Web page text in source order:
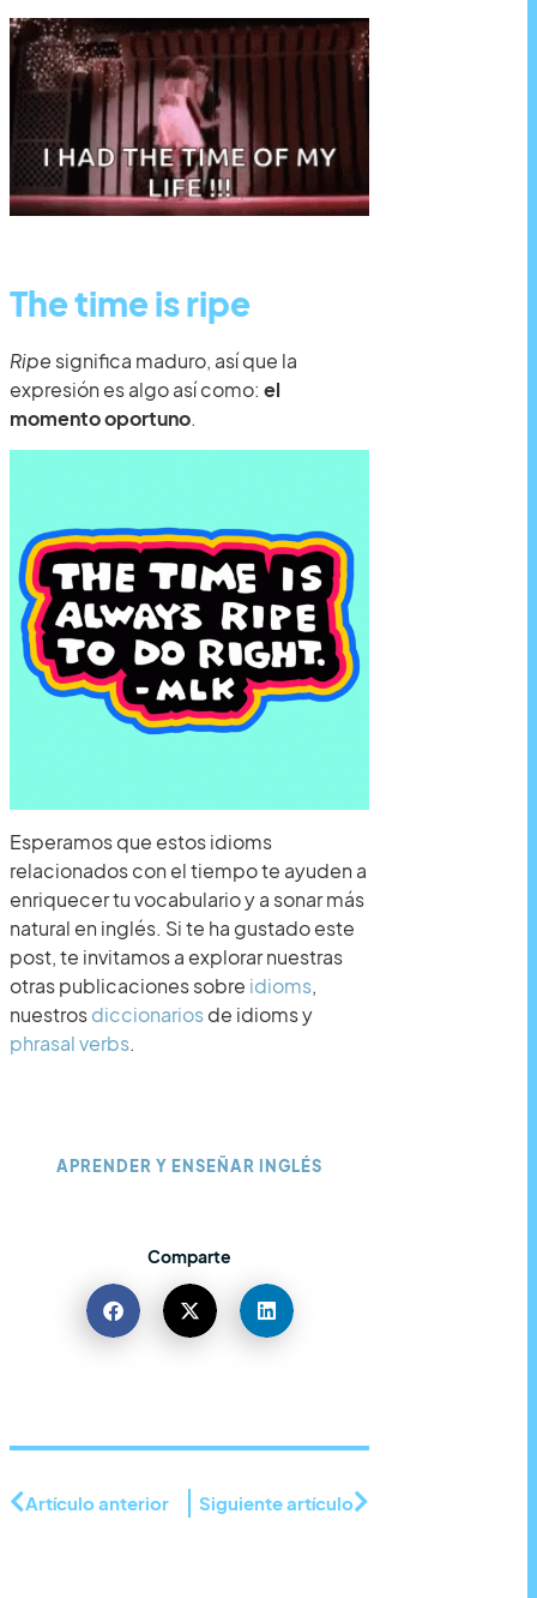
The time is ripe
Ripe significa maduro, así que la
expresión es algo así como: el
momento oportuno.
Esperamos que estos idioms
relacionados con el tiempo te ayuden a
enriquecer tu vocabulario y a sonar más
natural en inglés. Si te ha gustado este
post, te invitamos a explorar nuestras
otras publicaciones sobre idioms,
nuestrosdiccionariosde idioms y
phrasal verbs.
APRENDER Y ENSEÑAR INGLÉS
Comparte
Artículo anterior Siguiente artículo